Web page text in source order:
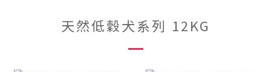
天然低穀犬系列 12KG